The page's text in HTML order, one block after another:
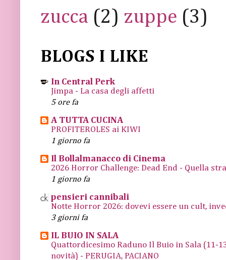
zucca (2) zuppe (3)
BLOGS I LIKE
In Central Perk
Jimpa - La casa degli affetti
5 ore fa
A TUTTA CUCINA
PROFITEROLES ai KIWI
1 giorno fa
Il Bollalmanacco di Cinema
2026 Horror Challenge: Dead End - Quella
1 giorno fa
pensieri cannibali
Notte Horror 2026: dovevi essere un cult,
3 giorni fa
IL BUIO IN SALA
Quattordicesimo Raduno Il Buio in Sala (11-
novità) - PERUGIA, PACIANO